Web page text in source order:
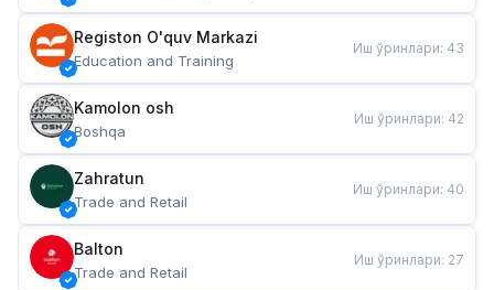
Registon O'quv Markazi
Education and Training
Иш ўринлари: 43
Kamolon osh
Boshqa
Иш ўринлари: 42
Zahratun
Trade and Retail
Иш ўринлари: 40
Balton
Trade and Retail
Иш ўринлари: 27